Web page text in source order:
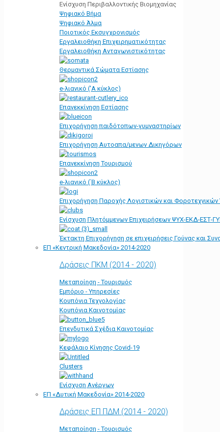
Ενίσχυση Περιβαλλοντικής Βιομηχανίας
Ψηφιακό Βήμα
Ψηφιακό Άλμα
Ποιοτικός Εκσυγχρονισμός
Εργαλειοθήκη Eπιχειρηματικότητας
Εργαλειοθήκη Ανταγωνιστικότητας
Θερμαντικά Σώματα Εστίασης
e-λιανικό ('Α κύκλος)
Επανεκκίνηση Εστίασης
Επιχορήγηση παιδότοπων-γυμναστηρίων
Επιχορήγηση Αυτοαπα/μενων Δικηγόρων
Επανεκκίνηση Τουρισμού
e-λιανικό (΄Β κύκλος)
Επιχορήγηση Παροχής Λογιστικών και
Ενίσχυση Πλητόμμενων Επιχειρήσεων ΨΥΧ-ΕΚΔ-ΕΣΤ-
Έκτακτη Επιχορήγηση σε επιχειρήσεις Γούνας και
ΕΠ «Kεντρική Μακεδονία» 2014-2020
Δράσεις ΠΚΜ (2014 - 2020)
Μεταποίηση - Τουρισμός
Εμπόριο - Υπηρεσίες
Κουπόνια Τεχνολογίας
Κουπόνια Καινοτομίας
Επενδυτικά Σχέδια Καινοτομίας
Κεφάλαιο Κίνησης Covid-19
Clusters
Ενίσχυση Ανέργων
ΕΠ «Δυτική Μακεδονία» 2014-2020
Δράσεις ΕΠ ΠΔΜ (2014 - 2020)
Μεταποίηση - Τουρισμός